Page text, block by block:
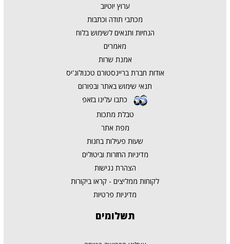
ערוץ יוטיוב
מכתבי תודה וכתבות
הנחיות ותנאים לשימוש בלוח
מאמרים
אמנת שרות
אודות חברת בריינסטורם טכנולוג'יס
תנאי שימוש באתר ובפורום
כתבו עלינו בזאפ
טבלת מתכות
מפת אתר
שעות פעילות בחנות
מדיניות החזרות וביטולים
הצהרת נגישות
לקוחות ממליצים - קראו ביקורות
מדיניות פרטיות
תשלומים